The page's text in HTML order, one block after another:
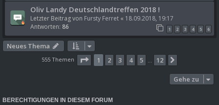
Oliv Landy Deutschlandtreffen 2018 !
Letzter Beitrag von Fursty Ferret « 18.09.2018, 19:17
Antworten: 86 1 2 3 4 5 6
Neues Thema
555 Themen Seite 1von 12
1 2 3 4 5 12
Gehe zu
BERECHTIGUNGEN IN DIESEM FORUM